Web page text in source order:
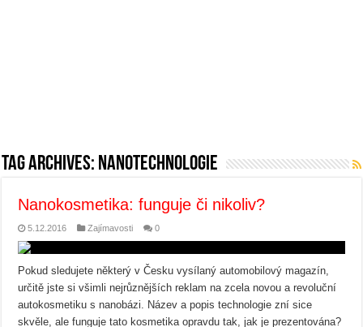
Tag Archives: nanotechnologie
Nanokosmetika: funguje či nikoliv?
5.12.2016 Zajímavosti 0
Pokud sledujete některý v Česku vysílaný automobilový magazín,
určitě jste si všimli nejrůznějších reklam na zcela novou a revoluční
autokosmetiku s nanobázi. Název a popis technologie zní sice
skvěle, ale funguje tato kosmetika opravdu tak, jak je prezentována?